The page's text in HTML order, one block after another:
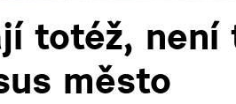
totéž, není
město